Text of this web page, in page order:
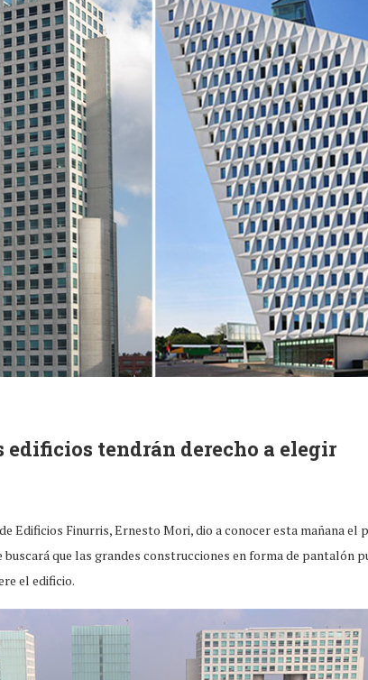
edificios tendrán derecho a elegir
Edificios Finurris, Ernesto Mori, dio a conocer esta mañana el
buscará que las grandes construcciones en forma de pantalón
el edificio.